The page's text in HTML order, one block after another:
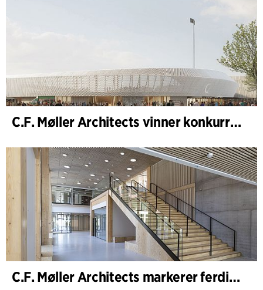
C.F. Møller Architects vinner konkurranse om nytt stadion i Malmö
C.F. Møller Architects markerer ferdigstillelsen av WoodHub – Danmarks største kontorbygg i tre